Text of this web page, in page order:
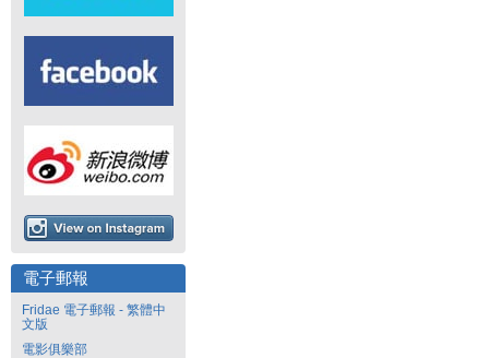
電子郵報
Fridae 電子郵報 - 繁體中
文版
電影俱樂部